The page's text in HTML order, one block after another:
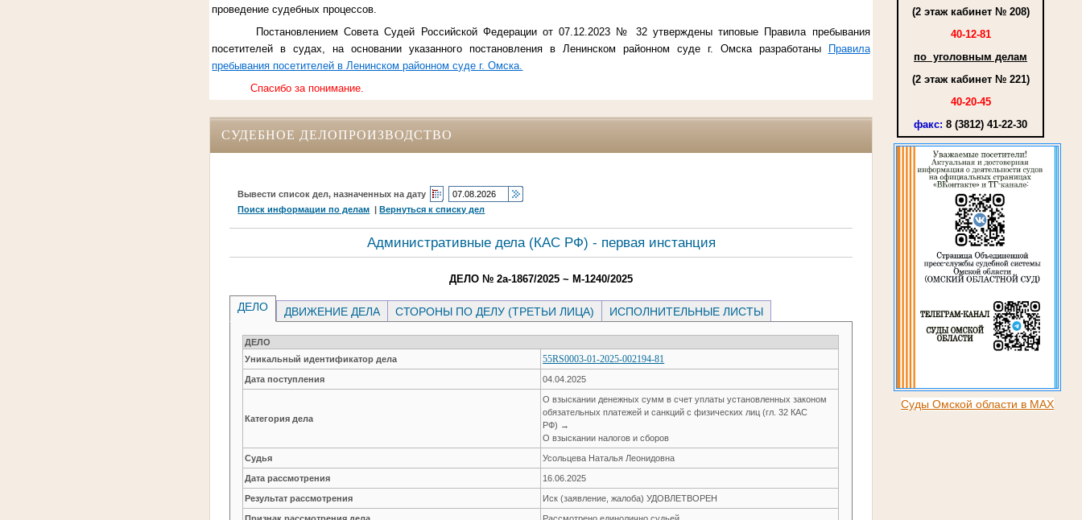
(2 этаж кабинет № 208)
40-12-81
по уголовным делам
(2 этаж кабинет № 221)
40-20-45
факс: 8 (3812) 41-22-30
Суды Омской области в MAX
проведение судебных процессов.
Постановлением Совета Судей Российской Федерации от 07.12.2023 № 32 утверждены типовые Правила пребывания
посетителей в судах, на основании указанного постановления в Ленинском районном суде г. Омска разработаны
Правила
пребывания посетителей в Ленинском районном суде г. Омска.
Спасибо за понимание.
СУДЕБНОЕ ДЕЛОПРОИЗВОДСТВО
Вывести список дел, назначенных на дату
Поиск информации по делам |Вернуться к списку дел
Административные дела (КАC РФ) - первая инстанция
ДЕЛО № 2а-1867/2025 ~ М-1240/2025
ДЕЛО ДВИЖЕНИЕ ДЕЛА СТОРОНЫ ПО ДЕЛУ (ТРЕТЬИ ЛИЦА) ИСПОЛНИТЕЛЬНЫЕ ЛИСТЫ
ДЕЛО
Уникальный идентификатор дела
55RS0003-01-2025-002194-81
Дата поступления 04.04.2025
Категория дела
О взыскании денежных сумм в счет уплаты установленных законом
обязательных платежей и санкций с физических лиц (гл. 32 КАС
РФ) →
О взыскании налогов и сборов
Судья Усольцева Наталья Леонидовна
Дата рассмотрения 16.06.2025
Результат рассмотрения Иск (заявление, жалоба) УДОВЛЕТВОРЕН